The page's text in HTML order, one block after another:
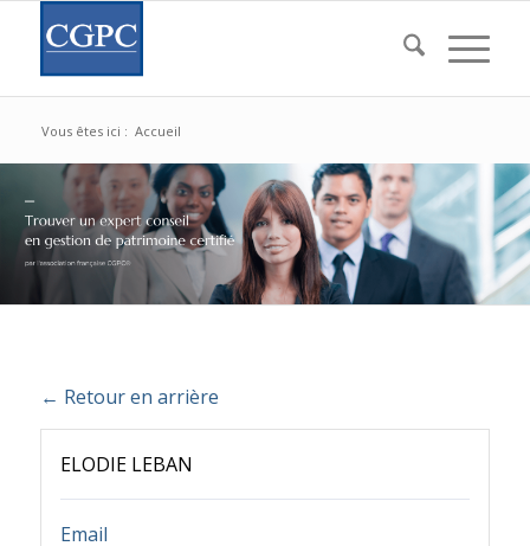
Vous êtes ici : Accueil
← Retour en arrière
ELODIE LEBAN
Email